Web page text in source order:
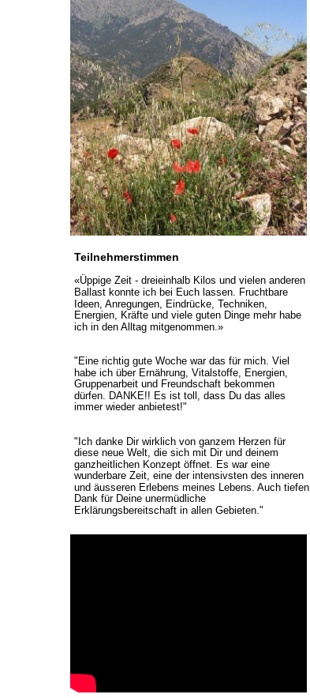
Teilnehmerstimmen
«Üppige Zeit - dreieinhalb Kilos und vielen anderen
Ballast konnte ich bei Euch lassen. Fruchtbare
Ideen, Anregungen, Eindrücke, Techniken,
Energien, Kräfte und viele guten Dinge mehr habe
ich in den Alltag mitgenommen.»
"Eine richtig gute Woche war das für mich. Viel
habe ich über Ernährung, Vitalstoffe, Energien,
Gruppenarbeit und Freundschaft bekommen
dürfen. DANKE!! Es ist toll, dass Du das alles
immer wieder anbietest!"
"Ich danke Dir wirklich von ganzem Herzen für
diese neue Welt, die sich mit Dir und deinem
ganzheitlichen Konzept öffnet. Es war eine
wunderbare Zeit, eine der intensivsten des inneren
und äusseren Erlebens meines Lebens. Auch tiefen
Dank für Deine unermüdliche
Erklärungsbereitschaft in allen Gebieten."